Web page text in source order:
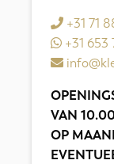
+31 71
+31 653
VAN
OP